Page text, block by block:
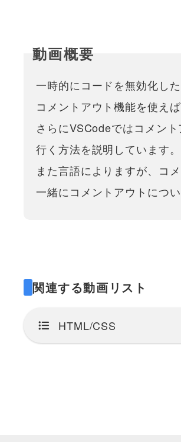
一時的にコードを無効化し
コメントアウト機能を使え
さらにVSCodeではコメン
行く方法を説明しています。
また言語によりますが、コ
一緒にコメントアウトにつ
関連する動画リスト
HTML/CSS